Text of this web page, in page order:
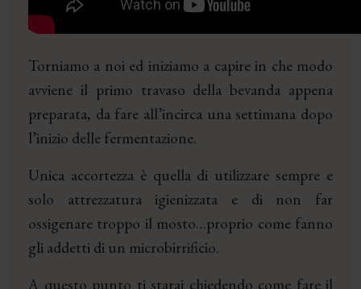
Torniamo a noi ed iniziamo a capire in che modo
avviene il primo travaso della bevanda appena
preparata, da fare all’incirca una settimana dopo
l’inizio delle fermentazione.
Unica accortezza è quella di utilizzare sempre e
solo attrezzatura igienizzata e di non far
ossigenare troppo il mosto…proprio come fanno
gli addetti di un microbirrificio.
A questo punto ti starai chiedendo come fare il